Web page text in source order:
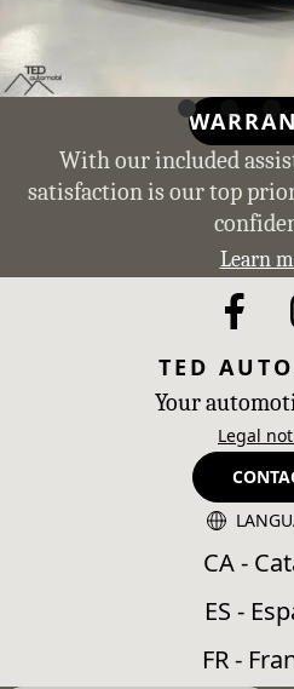
With our included
satisfaction is our top
Learn
TED
Your
Legal
CA -
ES -
FR -